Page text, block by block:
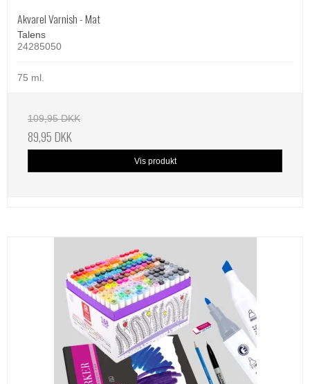
Akvarel Varnish - Mat
Talens
24285050
75 ml.
109,95 DKK
89,95 DKK
Vis produkt